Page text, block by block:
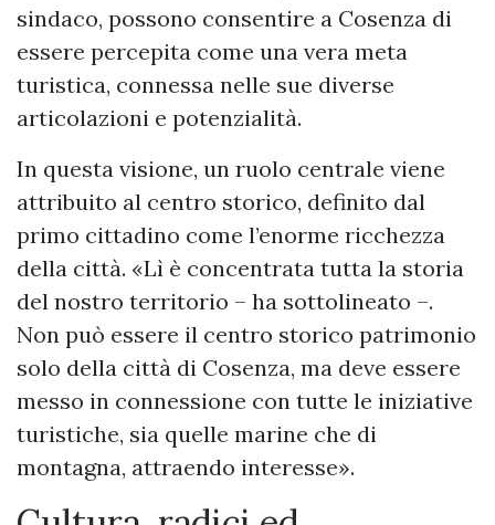
sindaco, possono consentire a Cosenza di
essere percepita come una vera meta
turistica, connessa nelle sue diverse
articolazioni e potenzialità.
In questa visione, un ruolo centrale viene
attribuito al centro storico, definito dal
primo cittadino come l’enorme ricchezza
della città. «Lì è concentrata tutta la storia
del nostro territorio – ha sottolineato –.
Non può essere il centro storico patrimonio
solo della città di Cosenza, ma deve essere
messo in connessione con tutte le iniziative
turistiche, sia quelle marine che di
montagna, attraendo interesse».